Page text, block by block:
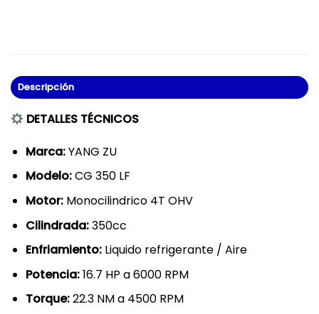
Descripción
DETALLES TÉCNICOS
Marca:YANG ZU
Modelo:CG 350 LF
Motor: Monocilindrico 4T OHV
Cilindrada:350cc
Enfriamiento: Liquido refrigerante / Aire
Potencia:16.7 HP a 6000 RPM
Torque:22.3 NM a 4500 RPM